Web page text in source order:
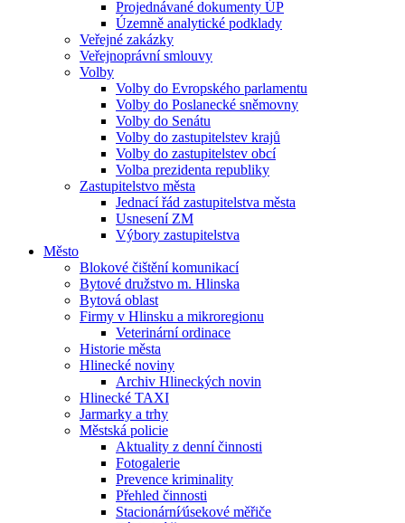
Projednávané dokumenty ÚP
Územně analytické podklady
Veřejné zakázky
Veřejnoprávní smlouvy
Volby
Volby do Evropského parlamentu
Volby do Poslanecké sněmovny
Volby do Senátu
Volby do zastupitelstev krajů
Volby do zastupitelstev obcí
Volba prezidenta republiky
Zastupitelstvo města
Jednací řád zastupitelstva města
Usnesení ZM
Výbory zastupitelstva
Město
Blokové čištění komunikací
Bytové družstvo m. Hlinska
Bytová oblast
Firmy v Hlinsku a mikroregionu
Veterinární ordinace
Historie města
Hlinecké noviny
Archiv Hlineckých novin
Hlinecké TAXI
Jarmarky a trhy
Městská policie
Aktuality z denní činnosti
Fotogalerie
Prevence kriminality
Přehled činnosti
Stacionární⁄úsekové měřiče